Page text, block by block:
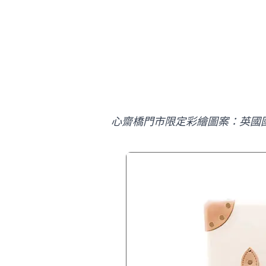
心齋橋門市限定彩繪圖案：英國